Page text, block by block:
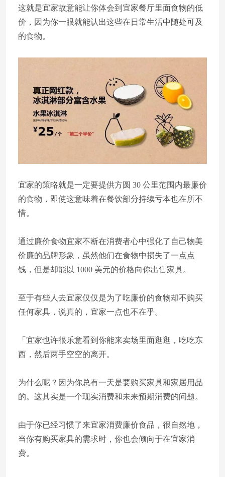
这就是宜家故意能让你体会到宜家餐厅里面食物的低
价，因为你一眼就能认出这些在日常生活中随处可及
的食物。
宜家的策略就是一定要提供方圆 30 公里范围内最廉价
的食物，即使这意味着在餐饮部分持续亏本也在所不
惜。
通过廉价食物宜家不断在消费者心中强化了自己物美
价廉的品牌形象，虽然他们在食物中损失了一点点
钱，但是却能以 1000 美元的价格向你出售家具。
至于有些人去宜家仅仅是为了吃廉价的食物却不购买
任何家具，说真的，宜家一点也不在乎。
「宜家也许很乐意看到你能来卖场里面逛逛，吃吃东
西，然后两手空空的离开。
为什么呢？因为你总有一天是要购买家具和家居用品
的。这其实是一个现实消费和未来预期消费的问题。
由于你已经习惯了来宜家消费廉价食品，很自然地，
当你有购买家具的需求时，你也会倾向于在宜家消
费。